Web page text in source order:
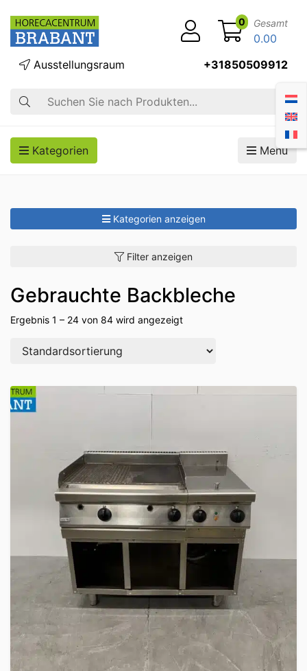
Suche
Ausstellungsraum +31850509912
0 Gesamt
0.00
Kategorien Menü
Kategorien anzeigen
Filter anzeigen
Gebrauchte Backbleche
Ergebnis 1 – 24 von 84 wird angezeigt